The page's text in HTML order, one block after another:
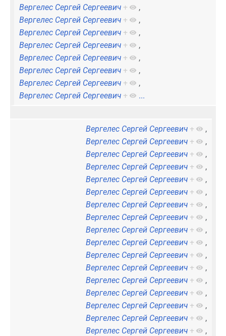
Вергелес Сергей Сергеевич +
,
Вергелес Сергей Сергеевич +
,
Вергелес Сергей Сергеевич +
,
Вергелес Сергей Сергеевич +
,
Вергелес Сергей Сергеевич +
,
Вергелес Сергей Сергеевич +
,
Вергелес Сергей Сергеевич +
,
Вергелес Сергей Сергеевич + ...
Вергелес Сергей Сергеевич +
,
Вергелес Сергей Сергеевич +
,
Вергелес Сергей Сергеевич +
,
Вергелес Сергей Сергеевич +
,
Вергелес Сергей Сергеевич +
,
Вергелес Сергей Сергеевич +
,
Вергелес Сергей Сергеевич +
,
Вергелес Сергей Сергеевич +
,
Вергелес Сергей Сергеевич +
,
Вергелес Сергей Сергеевич +
,
Вергелес Сергей Сергеевич +
,
Вергелес Сергей Сергеевич +
,
Вергелес Сергей Сергеевич +
,
Вергелес Сергей Сергеевич +
,
Вергелес Сергей Сергеевич +
,
Вергелес Сергей Сергеевич +
,
Вергелес Сергей Сергеевич +
,